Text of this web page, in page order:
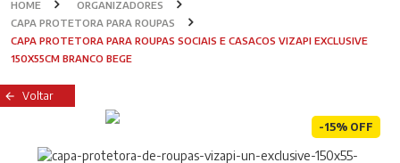
HOME
ORGANIZADORES
CAPA PROTETORA PARA ROUPAS
CAPA PROTETORA PARA ROUPAS SOCIAIS E CASACOS VIZAPI EXCLUSIVE
150X55CM BRANCO BEGE
Voltar
-15% OFF